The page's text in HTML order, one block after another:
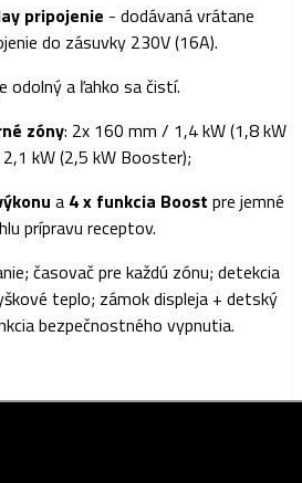
pripojenie - dodávaná vrátane
do zásuvky 230V (16A).
odolný a ľahko sa čistí.
zóny: 2x 160 mm / 1,4 kW (1,8 kW
kW (2,5 kW Booster);
a 4 x funkcia Boost pre jemné
prípravu receptov.
časovač pre každú zónu; detekcia
teplo; zámok displeja + detský
bezpečnostného vypnutia.